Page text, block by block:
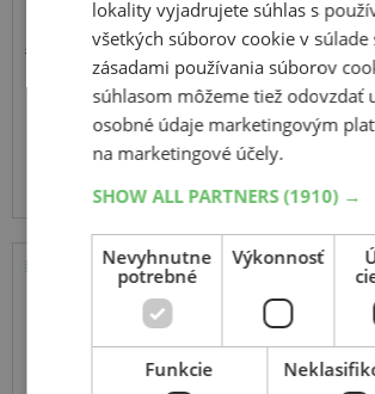
90,65 €
59,80 €
Expedujeme do 3-8
Na predajni v Bratislave do 3-8 prac.
Sailun
Endure WSL1
175 R14 90/88T
lokality vyjadrujete súhlas s
všetkých súborov cookie v súlade
zásadami používania súborov
súhlasom môžeme tiež odovzdať
osobné údaje marketingovým
na marketingové účely.
SHOW ALL PARTNERS(1910) →
Nevyhnutne
potrebné
Výkonnosť
Funkcie